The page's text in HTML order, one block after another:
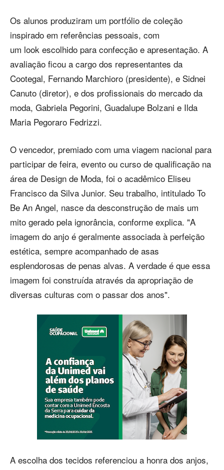
Os alunos produziram um portfólio de coleção
inspirado em referências pessoais, com
um look escolhido para confecção e apresentação. A
avaliação ficou a cargo dos representantes da
Cootegal, Fernando Marchioro (presidente), e Sidnei
Canuto (diretor), e dos profissionais do mercado da
moda, Gabriela Pegorini, Guadalupe Bolzani e Ilda
Maria Pegoraro Fedrizzi.
O vencedor, premiado com uma viagem nacional para
participar de feira, evento ou curso de qualificação na
área de Design de Moda, foi o acadêmico Eliseu
Francisco da Silva Junior. Seu trabalho, intitulado To
Be An Angel, nasce da desconstrução de mais um
mito gerado pela ignorância, conforme explica. "A
imagem do anjo é geralmente associada à perfeição
estética, sempre acompanhado de asas
esplendorosas de penas alvas. A verdade é que essa
imagem foi construída através da apropriação de
diversas culturas com o passar dos anos".
A escolha dos tecidos referenciou a honra dos anjos,